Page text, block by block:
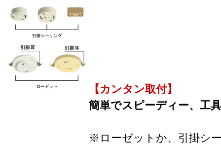
【カンタン取付】
簡単でスピーディー、工
※ローゼットか、引掛シ